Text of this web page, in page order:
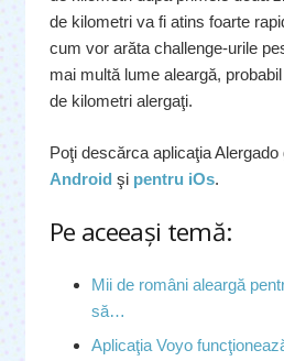
de kilometri va fi atins foarte
cum vor arăta challenge-urile
mai multă lume aleargă,
de kilometri alergaţi.
Poţi descărca aplicaţia Alergado
Android şi pentru iOs.
Pe aceeaşi temă:
Mii de români aleargă
să…
Aplicaţia Voyo